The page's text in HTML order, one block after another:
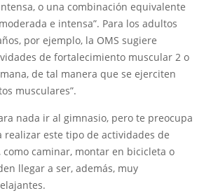
o una combinación equivalente
e intensa”. Para los adultos
por ejemplo, la OMS sugiere
de fortalecimiento muscular 2 o
de tal manera que se ejerciten
musculares”.
nada ir al gimnasio, pero te preocupa
este tipo de actividades de
caminar, montar en bicicleta o
llegar a ser, además, muy